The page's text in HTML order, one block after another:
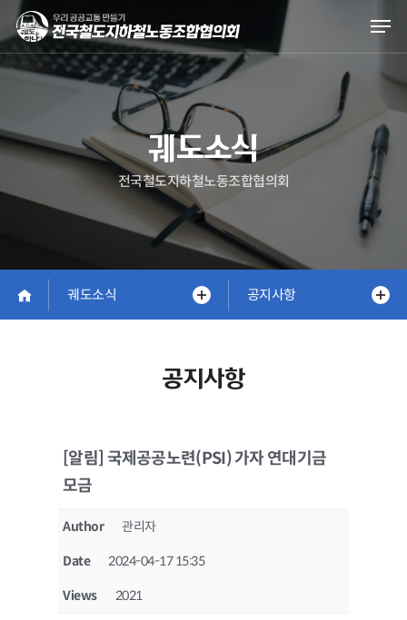
Skip
main
content
궤도소식
전국철도지하철노동조합협의회
궤도소식 공지사항
공지사항
[알림] 국제공공노련(PSI) 가자 연대기금
모금
Author 관리자
Date 2024-04-17 15:35
Views 2021